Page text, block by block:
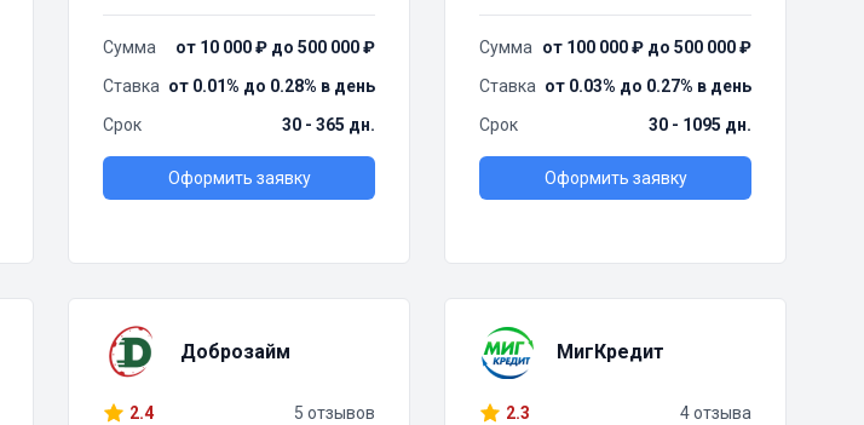
Сумма
от 10 000 ₽ до 500 000 ₽
Ставка от 0.01% до 0.28% в день
Срок
30 - 365 дн.
Оформить заявку
Сумма
от 100 000 ₽ до 500 000 ₽
Ставка от 0.03% до 0.27% в день
Срок
30 - 1095 дн.
Оформить заявку
Доброзайм
2.4 5 отзывов
МигКредит
2.3 4 отзыва